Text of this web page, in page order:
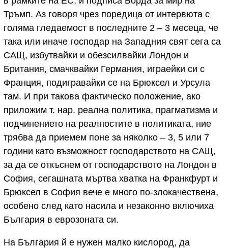
Тръмп. Аз говоря чрез поредица от интервюта с
голяма гледаемост в последните 2 – 3 месеца, че
така или иначе господар на Западния свят сега са
САЩ, избутвайки и обезсилвайки Лондон и
Британия, смачквайки Германия, играейки си с
Франция, подигравайки се на Брюксел и Урсула
там. И при такова фактическо положение, ако
приложим т. нар. реална политика, прагматизма и
подчинението на реалностите в политиката, ние
трябва да приемем поне за няколко – 3, 5 или 7
години като възможност господарството на САЩ,
за да се откъснем от господарството на Лондон в
София, сегашната мъртва хватка на Франкфурт и
Брюксел в София вече е много по-злокачествена,
особено след като насила и незаконно включиха
България в еврозоната си.
На България й е нужен малко кислород, да